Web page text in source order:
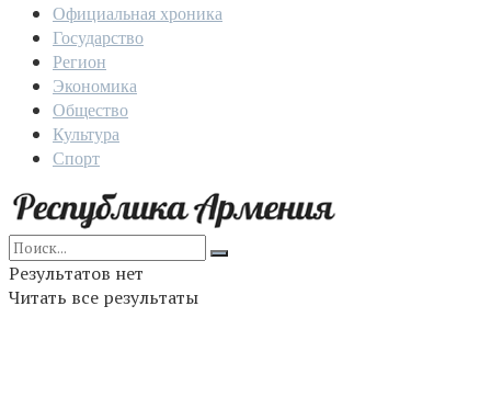
Официальная хроника
Государство
Регион
Экономика
Общество
Культура
Спорт
Результатов нет
Читать все результаты